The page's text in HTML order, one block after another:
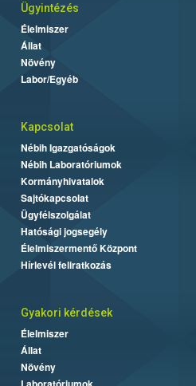
Ügyintézés
Élelmiszer
Állat
Növény
Labor/Egyéb
Kapcsolat
Nébih Igazgatóságok
Nébih Laboratóriumok
Kormányhivatalok
Sajtókapcsolat
Ügyfélszolgálat
Hatósági jogsegély
Élelmiszermentő Központ
Hírlevél feliratkozás
Gyakori kérdések
Élelmiszer
Állat
Növény